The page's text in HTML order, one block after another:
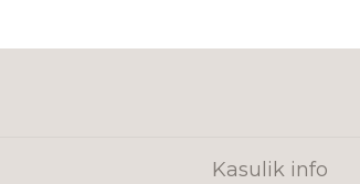
Kasulik info